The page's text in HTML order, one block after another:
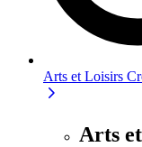
Arts et Loisirs
Arts